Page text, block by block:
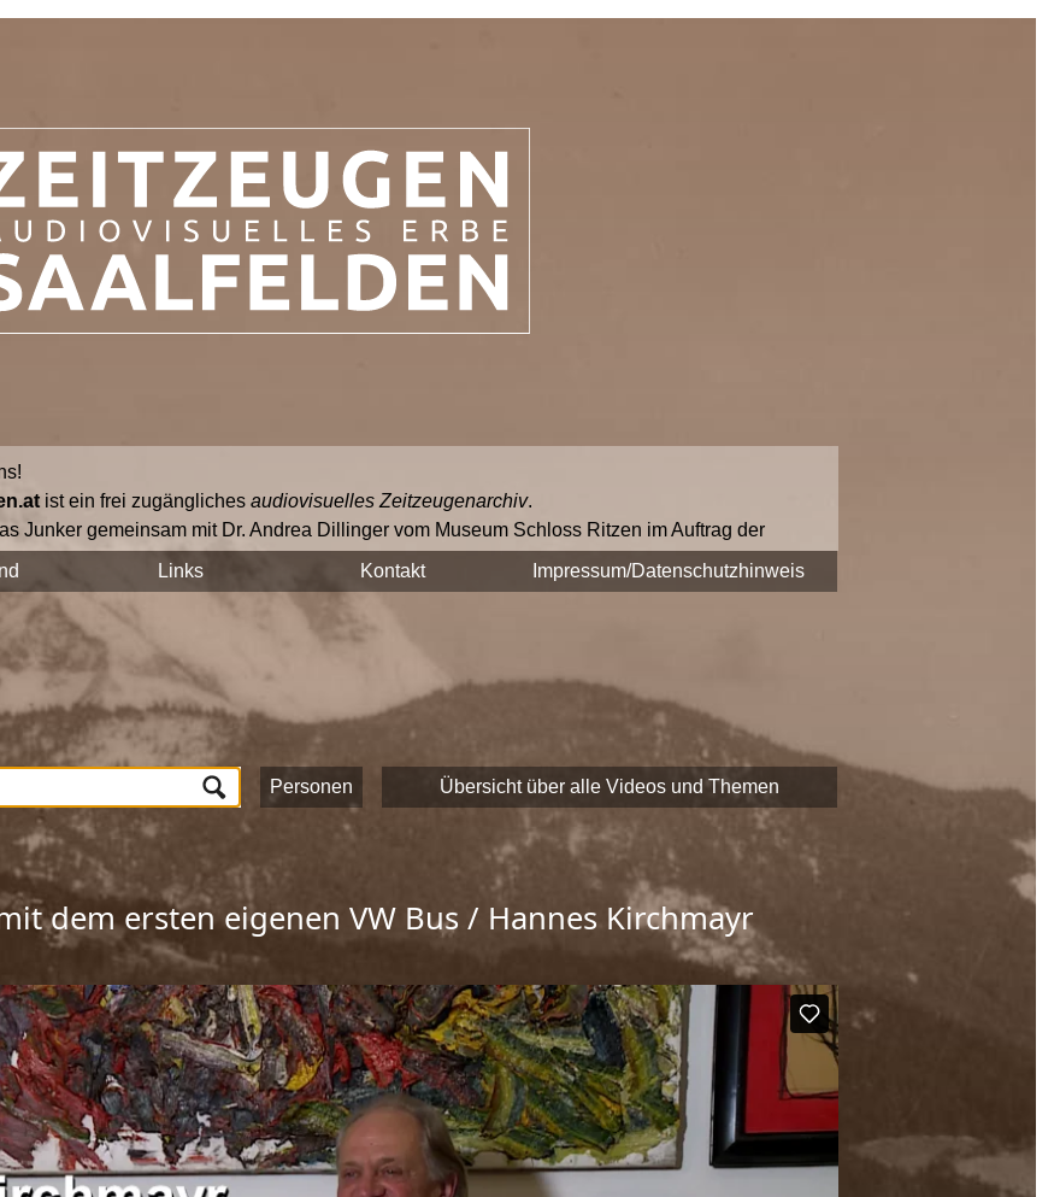
ist ein frei zugänglichesaudiovisuelles Zeitzeugenarchiv.
Junker gemeinsam mit Dr. Andrea Dillinger vom Museum Schloss Ritzen im Auftrag der
hält ihre Geschichten und Erinnerungen mit der Videokamera fest.
auf dieser Seite veröffentlicht und sind nach Stichworten zu Themen und Zeitzeugen
das Onlineportale vom Museum Schloss Ritzen und der
von Zeitzeugeninterviews wird das kulturelle und gesellschaftliche Erbe Saalfeldens
Saalfeldens.
zur Umsetzung dieses Projektes beigetragen haben!
Links Kontakt Impressum/Datenschutzhinweis
Personen Übersicht über alle Videos und Themen
dem ersten eigenen VW Bus / Hannes Kirchmayr